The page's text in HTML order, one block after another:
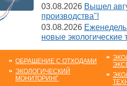
03.08.2026 Вышел
производства"!
03.08.2026
новые экологические
ОБРАЩЕНИЕ С ОТХОДАМИ
ЭКОЛОГИЧЕСКИЙ
МОНИТОРИНГ